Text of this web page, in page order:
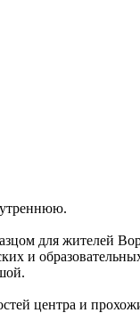
для жителей
и
центра и